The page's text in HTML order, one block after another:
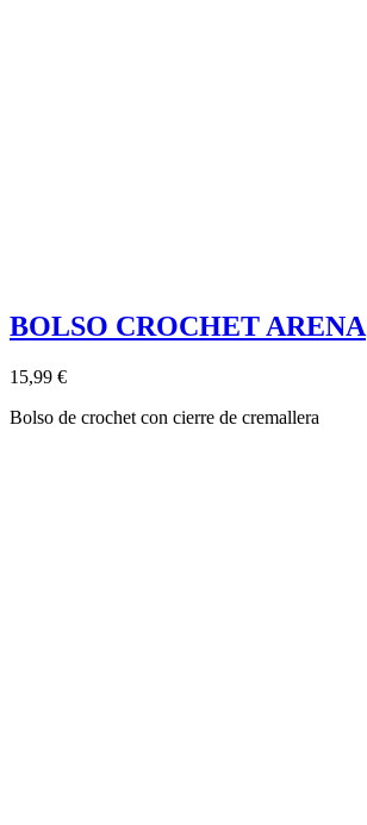
BOLSO CROCHET ARENA
15,99 €
Bolso de crochet con cierre de cremallera